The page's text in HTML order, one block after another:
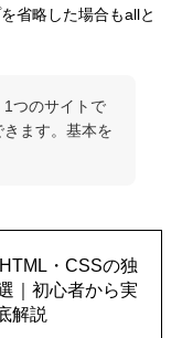
省略した場合もallと
1つのサイトで
ます。基本を
・CSSの独
｜初心者から実
解説